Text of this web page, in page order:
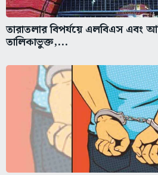
তারাতলার বিপর্যয়ে এলবিএস এবং
তালিকাভুক্ত,...